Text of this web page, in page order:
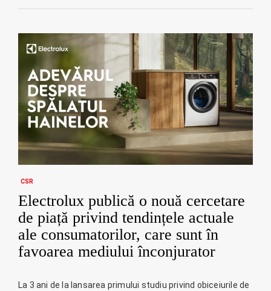
CSR
Electrolux publică o nouă cercetare
de piață privind tendințele actuale
ale consumatorilor, care sunt în
favoarea mediului înconjurator
La 3 ani de la lansarea primului studiu privind obiceiurile de